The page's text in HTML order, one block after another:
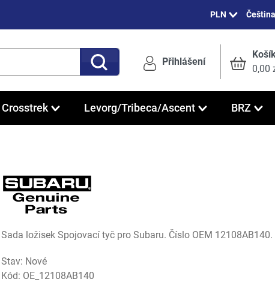
Čeština
Přihlášení
0,00
Crosstrek Levorg/Tribeca/Ascent BRZ
Sada ložisek Spojovací tyč pro Subaru. Číslo OEM 12108AB140.
Stav: Nové
Kód: OE_12108AB140